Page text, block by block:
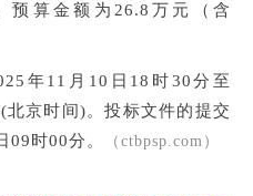
预算金额为26.8万元（含
年11月10日18时30分至
京时间)。投标文件的提交
09时00分。
（ctbpsp.com）